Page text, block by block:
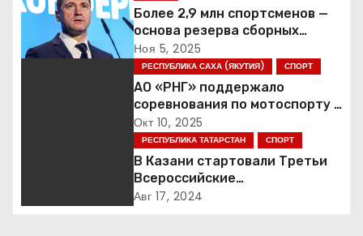
г
а
Более 2,9 млн спортсменов —
основа резерва сборных
России
Ноя 5, 2025
РЕСПУБЛИКА САХА (ЯКУТИЯ) СПОРТ
АО «РНГ» поддержало
соревнования по мотоспорту в
Якутии
Окт 10, 2025
РЕСПУБЛИКА ТАТАРСТАН СПОРТ
В Казани стартовали Третьи
Всероссийские
Трансплантационные Игры
Авг 17, 2024